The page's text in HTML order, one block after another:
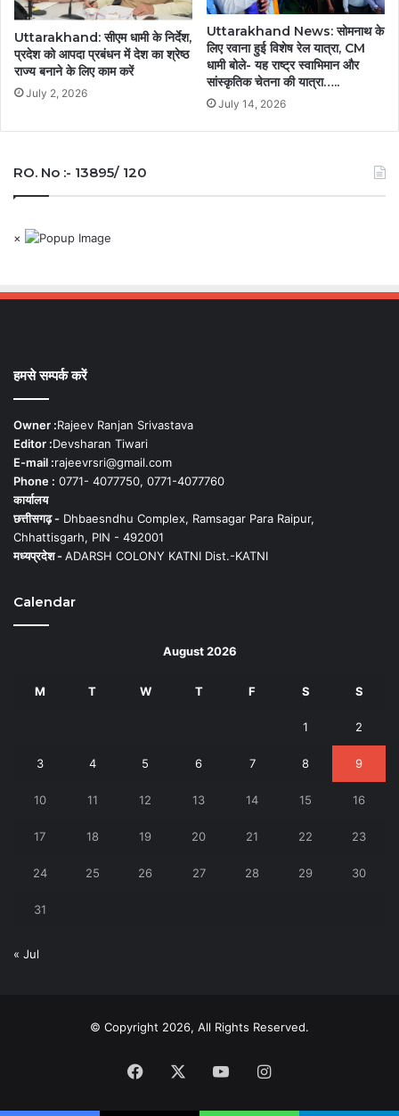
Uttarakhand: सीएम धामी के निर्देश,
प्रदेश को आपदा प्रबंधन में देश का श्रेष्ठ
राज्य बनाने के लिए काम करें
July 2, 2026
Uttarakhand News: सोमनाथ के
लिए रवाना हुई विशेष रेल यात्रा, CM
धामी बोले- यह राष्ट्र स्वाभिमान और
सांस्कृतिक चेतना की यात्रा…..
July 14, 2026
RO. No :- 13895/ 120
×
हमसे सम्पर्क करें
Owner :Rajeev Ranjan Srivastava
Editor :Devsharan Tiwari
E-mail :rajeevrsri@gmail.com
Phone : 0771- 4077750, 0771-4077760
कार्यालय
छत्तीसगढ़ - Dhbaesndhu Complex, Ramsagar Para Raipur,
Chhattisgarh, PIN - 492001
मध्यप्रदेश -ADARSH COLONY KATNI Dist.-KATNI
Calendar
August 2026
M T W T F S S
1 2
3 4 5 6 7 8 9
10 11 12 13 14 15 16
17 18 19 20 21 22 23
24 25 26 27 28 29 30
31
« Jul
© Copyright 2026, All Rights Reserved.
Facebook YouTubeInstagram